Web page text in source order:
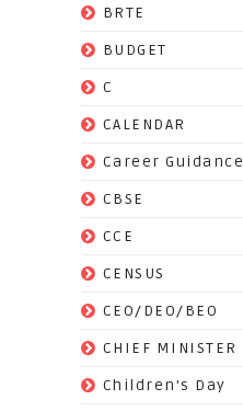
BRTE
BUDGET
C
CALENDAR
Career Guidance
CBSE
CCE
CENSUS
CEO/DEO/BEO
CHIEF MINISTER
Children's Day